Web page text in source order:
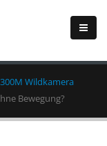
Wildkamera
Bewegung?